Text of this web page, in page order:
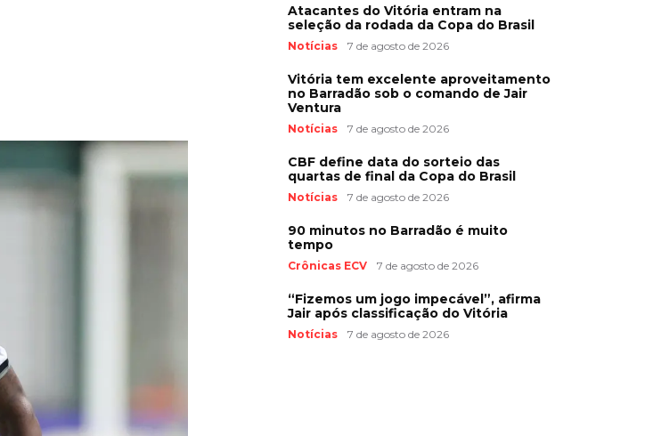
Atacantes do Vitória entram na
seleção da rodada da Copa do Brasil
Notícias 7 de agosto de 2026
Vitória tem excelente aproveitamento
no Barradão sob o comando de Jair
Ventura
Notícias 7 de agosto de 2026
CBF define data do sorteio das
quartas de final da Copa do Brasil
Notícias 7 de agosto de 2026
90 minutos no Barradão é muito
tempo
Crônicas ECV 7 de agosto de 2026
“Fizemos um jogo impecável”, afirma
Jair após classificação do Vitória
Notícias 7 de agosto de 2026